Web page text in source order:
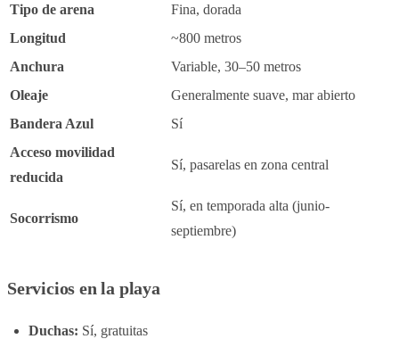
Tipo de arena
Fina, dorada
Longitud
~800 metros
Anchura
Variable, 30–50 metros
Oleaje
Generalmente suave, mar abierto
Bandera Azul
Sí
Acceso movilidad
reducida
Sí, pasarelas en zona central
Socorrismo
Sí, en temporada alta (junio-
septiembre)
Servicios en la playa
Duchas: Sí, gratuitas